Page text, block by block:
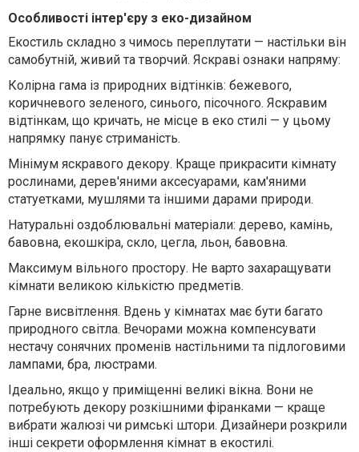
Особливості інтер'єру з еко-дизайном
Екостиль складно з чимось переплутати — настільки він
самобутній, живий та творчий. Яскраві ознаки напряму:
Колірна гама із природних відтінків: бежевого,
коричневого зеленого, синього, пісочного. Яскравим
відтінкам, що кричать, не місце в еко стилі — у цьому
напрямку панує стриманість.
Мінімум яскравого декору. Краще прикрасити кімнату
рослинами, дерев'яними аксесуарами, кам'яними
статуетками, мушлями та іншими дарами природи.
Натуральні оздоблювальні матеріали: дерево, камінь,
бавовна, екошкіра, скло, цегла, льон, бавовна.
Максимум вільного простору. Не варто захаращувати
кімнати великою кількістю предметів.
Гарне висвітлення. Вдень у кімнатах має бути багато
природного світла. Вечорами можна компенсувати
нестачу сонячних променів настільними та підлоговими
лампами, бра, люстрами.
Ідеально, якщо у приміщенні великі вікна. Вони не
потребують декору розкішними фіранками — краще
вибрати жалюзі чи римські штори. Дизайнери розкрили
інші секрети оформлення кімнат в екостилі.